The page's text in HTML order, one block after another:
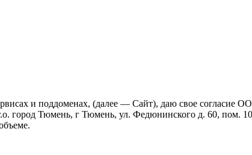
и поддоменах, (далее — Сайт), даю свое
город Тюмень, г Тюмень, ул. Федюнинского д. 60, пом.